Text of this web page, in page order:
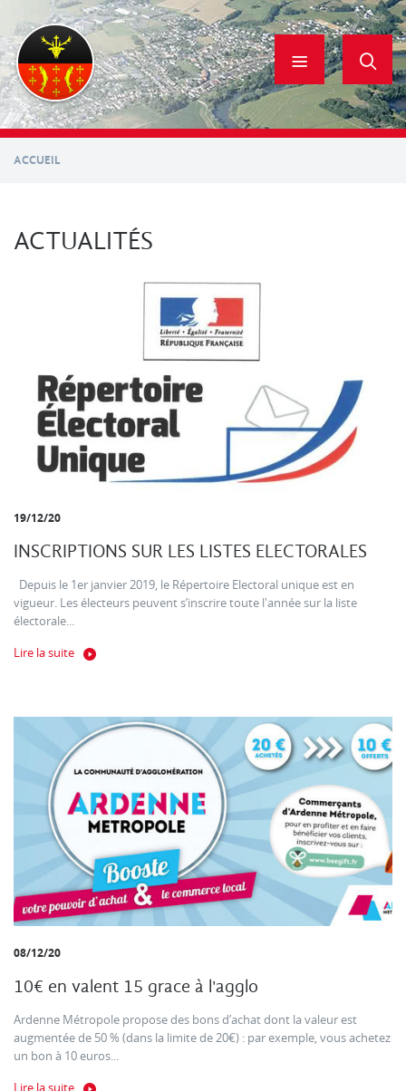
contenu
principal
ACCUEIL
ACTUALITÉS
19/12/20
INSCRIPTIONS SUR LES LISTES ELECTORALES
Depuis le 1er janvier 2019, le Répertoire Electoral unique est en
vigueur. Les électeurs peuvent s’inscrire toute l'année sur la liste
électorale...
Lire la suite
08/12/20
10€ en valent 15 grace à l'agglo
Ardenne Métropole propose des bons d’achat dont la valeur est
augmentée de 50 % (dans la limite de 20€) : par exemple, vous achetez
un bon à 10 euros...
Lire la suite